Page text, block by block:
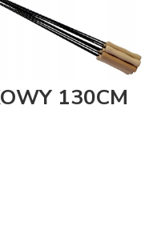
130CM